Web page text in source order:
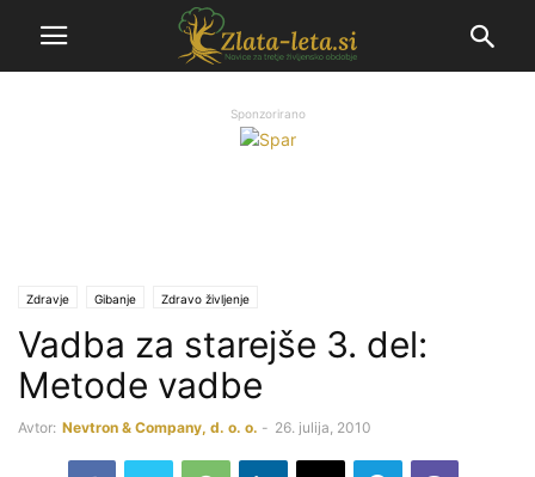
Sponzorirano
Zdravje Gibanje Zdravo življenje
Vadba za starejše 3. del:
Metode vadbe
Avtor: Nevtron & Company, d. o. o. - 26. julija, 2010